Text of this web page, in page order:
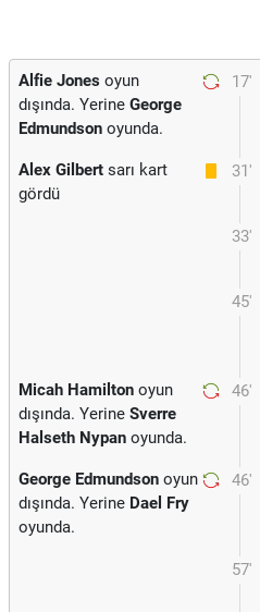
17'
Alfie Jones oyun
dışında. Yerine George
Edmundson oyunda.
31'
Alex Gilbert sarı kart
gördü
33'
45'
46'
Micah Hamilton oyun
dışında. Yerine Sverre
Halseth Nypan oyunda.
46'
George Edmundson oyun
dışında. Yerine Dael Fry
oyunda.
57'